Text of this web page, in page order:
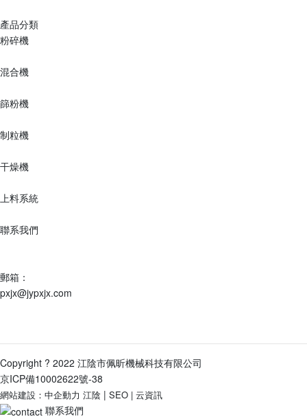
產品分類
粉碎機
混合機
篩粉機
制粒機
干燥機
上料系統
聯系我們
郵箱：
pxjx@jypxjx.com
Copyright ? 2022 江陰市佩昕機械科技有限公司
京ICP備10002622號-38
網站建設：中企動力 江陰 | SEO | 云資訊
聯系我們